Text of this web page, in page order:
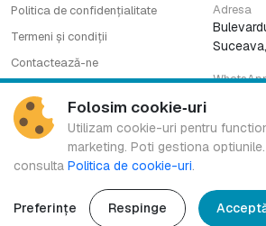
Politica de confidențialitate
Termeni și condiții
Contactează-ne
CNA
Adresa
Bucovina TV Regional este marcă
Copyright © 2016-2026. Toate
Design & Development:
Ace of
Folosim cookie‑uri
Utilizam cookie-uri pentru
marketing. Poti gestiona
consulta Politica de cookie-uri.
Preferințe Respinge